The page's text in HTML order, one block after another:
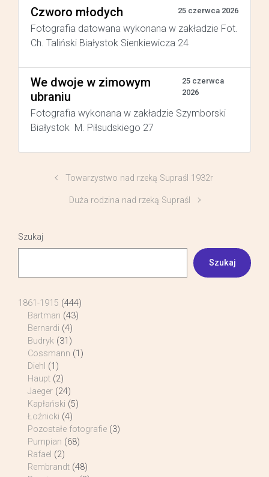
Czworo młodych 25 czerwca 2026
Fotografia datowana wykonana w zakładzie Fot.
Ch. Taliński Białystok Sienkiewicza 24
We dwoje w zimowym
ubraniu
25 czerwca
2026
Fotografia wykonana w zakładzie Szymborski
Białystok M. Piłsudskiego 27
Towarzystwo nad rzeką Supraśl 1932r
Duża rodzina nad rzeką Supraśl
Szukaj
Szukaj
1861-1915 (444)
Bartman (43)
Bernardi (4)
Budryk (31)
Cossmann (1)
Diehl (1)
Haupt (2)
Jaeger (24)
Kapłański (5)
Łoźnicki (4)
Pozostałe fotografie (3)
Pumpian (68)
Rafael (2)
Rembrandt (48)